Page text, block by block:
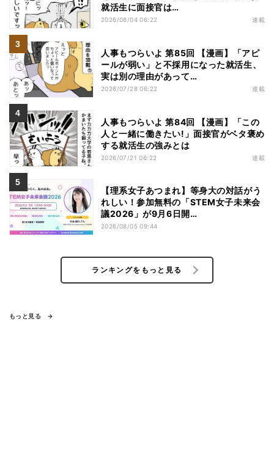
就活生に面接官は…
2026/08/04 06:22 連載
人事もつらいよ 第85回 【漫画】「アピ
ールが弱い」と不採用になった就活生、
実は別の理由があって…
2026/07/28 06:22 連載
人事もつらいよ 第84回 【漫画】「この
人と一緒に働きたい!」面接官がベタ褒め
する就活生の強みとは
2026/07/21 06:22 連載
【理系女子あつまれ】等身大の対話がう
れしい！参加無料の「STEM女子未来会
議2026」が9月6日開…
2026/08/05 09:44
ランキングをもっと見る
もっと見る